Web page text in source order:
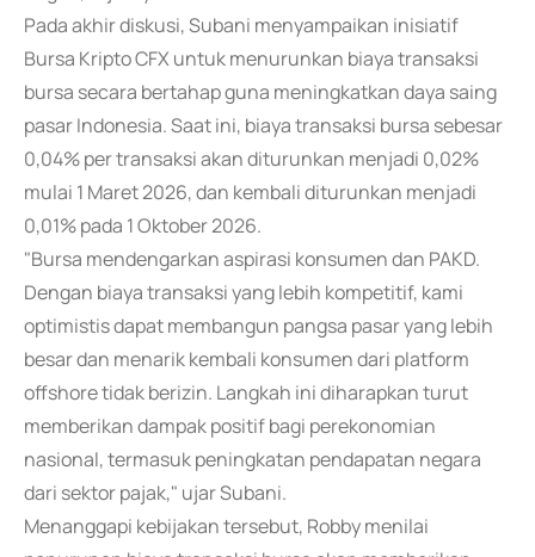
Pada akhir diskusi, Subani menyampaikan inisiatif
Bursa Kripto CFX untuk menurunkan biaya transaksi
bursa secara bertahap guna meningkatkan daya saing
pasar Indonesia. Saat ini, biaya transaksi bursa sebesar
0,04% per transaksi akan diturunkan menjadi 0,02%
mulai 1 Maret 2026, dan kembali diturunkan menjadi
0,01% pada 1 Oktober 2026.
"Bursa mendengarkan aspirasi konsumen dan PAKD.
Dengan biaya transaksi yang lebih kompetitif, kami
optimistis dapat membangun pangsa pasar yang lebih
besar dan menarik kembali konsumen dari platform
offshore tidak berizin. Langkah ini diharapkan turut
memberikan dampak positif bagi perekonomian
nasional, termasuk peningkatan pendapatan negara
dari sektor pajak," ujar Subani.
Menanggapi kebijakan tersebut, Robby menilai